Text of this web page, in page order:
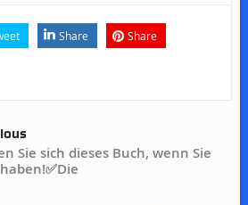
Share Share
Sie sich dieses Buch, wenn Sie